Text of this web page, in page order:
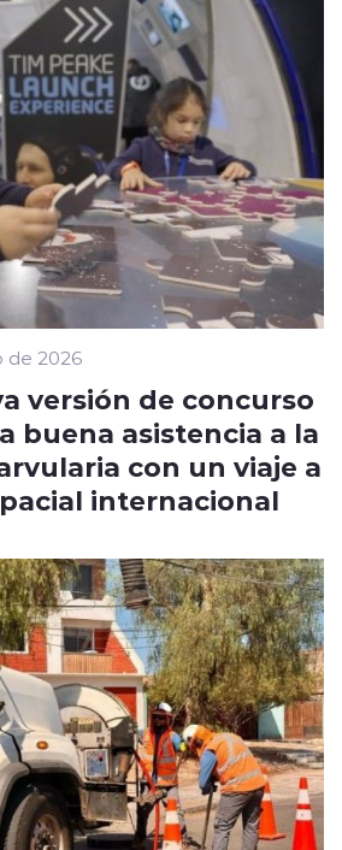
de 2026
versión de concurso
buena asistencia a la
con un viaje a
internacional